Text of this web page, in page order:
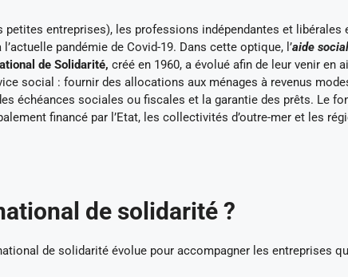
petites entreprises), les professions indépendantes et libérales
pandémie de Covid-19. Dans cette optique, l’aide
de Solidarité, créé en 1960, a évolué afin de leur venir en
social : fournir des allocations aux ménages à revenus
échéances sociales ou fiscales et la garantie des prêts. Le
financé par l’Etat, les collectivités d’outre-mer et les
de solidarité ?
de solidarité évolue pour accompagner les entreprises